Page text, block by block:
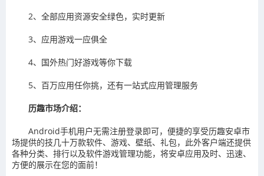
2、全部应用资源安全绿色，实时更新
3、应用游戏一应俱全
4、国外热门好游戏等你下载
5、百万应用任你挑，还有一站式应用管理服务
历趣市场介绍：
Android手机用户无需注册登录即可，便捷的享受历趣安卓市
场提供的技几十万款软件、游戏、壁纸、礼包，此外客户端还提供
各种分类、排行以及软件游戏管理功能，将安卓应用及时、迅速、
方便的展示在您的面前！